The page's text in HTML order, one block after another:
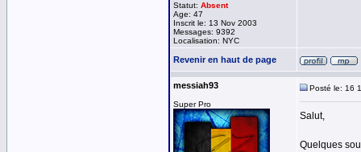
Statut: Absent
Age: 47
Inscrit le: 13 Nov 2003
Messages: 9392
Localisation: NYC
Revenir en haut de page
messiah93
Super Pro
Posté le: 16
Salut,
Quelques